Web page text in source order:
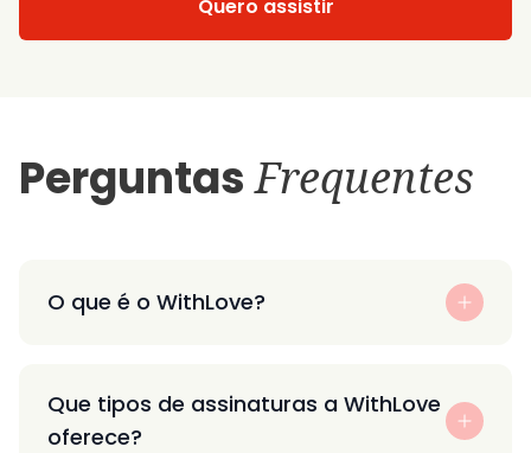
Quero assistir
PerguntasFrequentes
O que é o WithLove?
Que tipos de assinaturas a WithLove
oferece?